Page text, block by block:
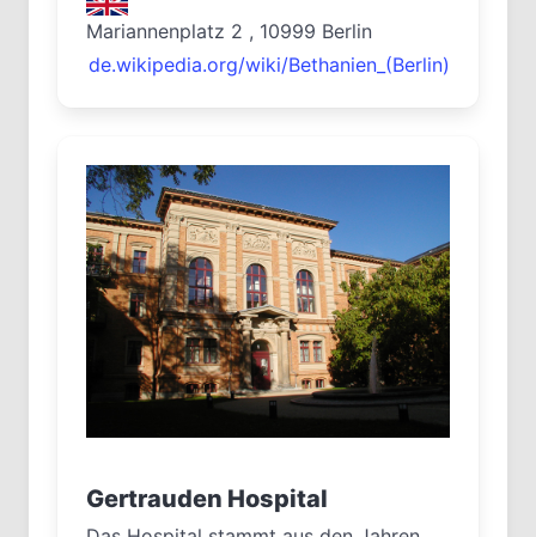
Mariannenplatz 2 , 10999 Berlin
de.wikipedia.org/wiki/Bethanien_(Berlin)
Gertrauden Hospital